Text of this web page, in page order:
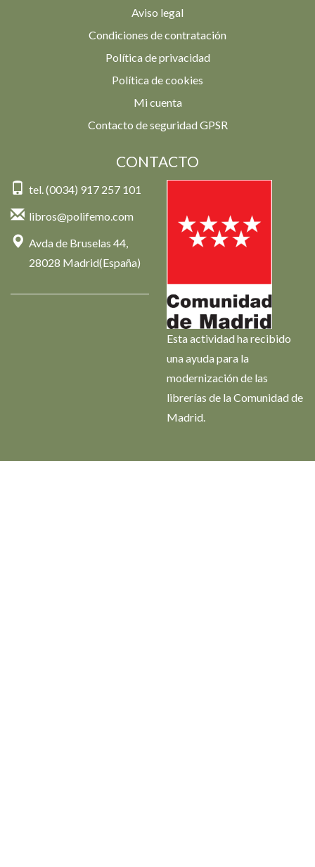
Aviso legal
Condiciones de contratación
Política de privacidad
Política de cookies
Mi cuenta
Contacto de seguridad GPSR
CONTACTO
tel. (0034) 917 257 101
libros@polifemo.com
Avda de Bruselas 44,
28028 Madrid(España)
Esta actividad ha recibido
una ayuda para la
modernización de las
librerías de la Comunidad de
Madrid.